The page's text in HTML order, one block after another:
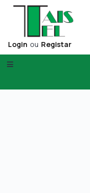
Login ou Registar